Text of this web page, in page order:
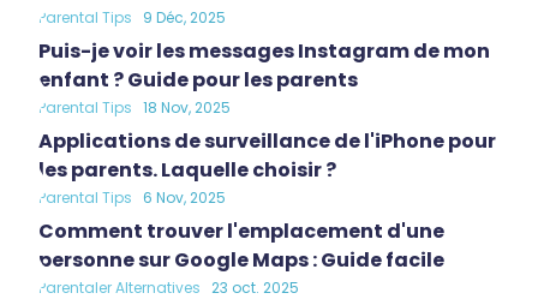
Parental Tips 9 Déc, 2025
Puis-je voir les messages Instagram de mon
enfant ? Guide pour les parents
Parental Tips 18 Nov, 2025
Applications de surveillance de l'iPhone pour
les parents. Laquelle choisir ?
Parental Tips 6 Nov, 2025
Comment trouver l'emplacement d'une
personne sur Google Maps : Guide facile
Parentaler Alternatives 23 oct. 2025